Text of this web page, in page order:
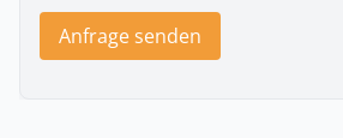
Anfrage senden